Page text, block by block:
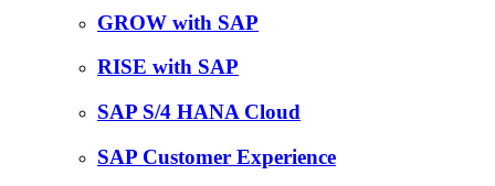
GROW with SAP
RISE with SAP
SAP S/4 HANA Cloud
SAP Customer Experience